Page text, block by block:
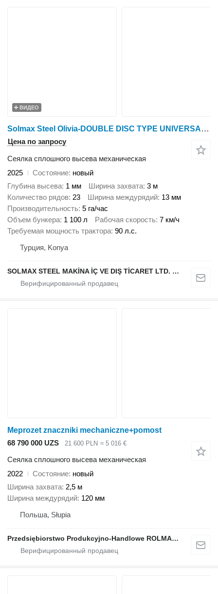
ВИДЕО
Solmax Steel Olivia-DOUBLE DISC TYPE UNIVERSAL SEEDER
Цена по запросу
Сеялка сплошного высева механическая
2025
Состояние новый
Глубина высева 1 мм Ширина захвата 3 м
Количество рядов 23 Ширина междурядий 13 мм
Производительность 5 га/час
Объем бункера 1 100 л Рабочая скорость 7 км/ч
Требуемая мощность трактора 90 л.с.
Турция, Konya
SOLMAX STEEL MAKİNA İÇ VE DIŞ TİCARET LTD. ŞTİ.
Meprozet znaczniki mechaniczne+pomost
68 790 000 UZS
21 600 PLN ≈ 5 016 €
Сеялка сплошного высева механическая
2022
Состояние новый
Ширина захвата 2,5 м
Ширина междурядий 120 мм
Польша, Słupia
Przedsiębiorstwo Produkcyjno-Handlowe ROLMAPOL Marcin Dziekan